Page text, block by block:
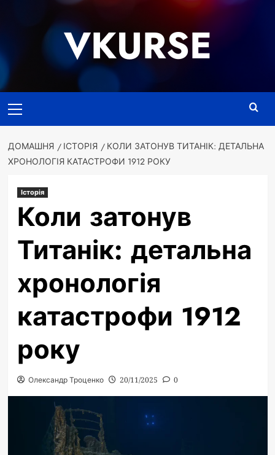
VKURSE
меню
ДОМАШНЯ ІСТОРІЯ
КОЛИ ЗАТОНУВ ТИТАНІК: ДЕТАЛЬНА
ХРОНОЛОГІЯ КАТАСТРОФИ 1912 РОКУ
Історія
Коли затонув
Титанік: детальна
хронологія
катастрофи 1912
року
Олександр Троценко 20/11/2025 0